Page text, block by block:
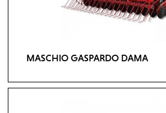
MASCHIO GASPARDO DAMA